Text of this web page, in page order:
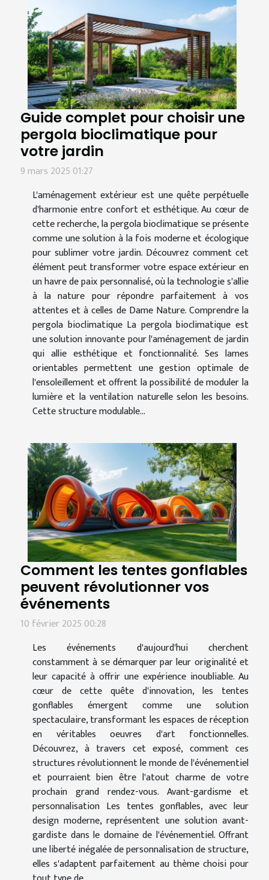
Guide complet pour choisir une
pergola bioclimatique pour
votre jardin
9 mars 2025 01:27
L'aménagement extérieur est une quête perpétuelle
d'harmonie entre confort et esthétique. Au cœur de
cette recherche, la pergola bioclimatique se présente
comme une solution à la fois moderne et écologique
pour sublimer votre jardin. Découvrez comment cet
élément peut transformer votre espace extérieur en
un havre de paix personnalisé, où la technologie s'allie
à la nature pour répondre parfaitement à vos
attentes et à celles de Dame Nature. Comprendre la
pergola bioclimatique La pergola bioclimatique est
une solution innovante pour l'aménagement de jardin
qui allie esthétique et fonctionnalité. Ses lames
orientables permettent une gestion optimale de
l'ensoleillement et offrent la possibilité de moduler la
lumière et la ventilation naturelle selon les besoins.
Cette structure modulable...
Comment les tentes gonflables
peuvent révolutionner vos
événements
10 février 2025 00:28
Les événements d'aujourd'hui cherchent
constamment à se démarquer par leur originalité et
leur capacité à offrir une expérience inoubliable. Au
cœur de cette quête d'innovation, les tentes
gonflables émergent comme une solution
spectaculaire, transformant les espaces de réception
en véritables oeuvres d'art fonctionnelles.
Découvrez, à travers cet exposé, comment ces
structures révolutionnent le monde de l'événementiel
et pourraient bien être l'atout charme de votre
prochain grand rendez-vous. Avant-gardisme et
personnalisation Les tentes gonflables, avec leur
design moderne, représentent une solution avant-
gardiste dans le domaine de l'événementiel. Offrant
une liberté inégalée de personnalisation de structure,
elles s'adaptent parfaitement au thème choisi pour